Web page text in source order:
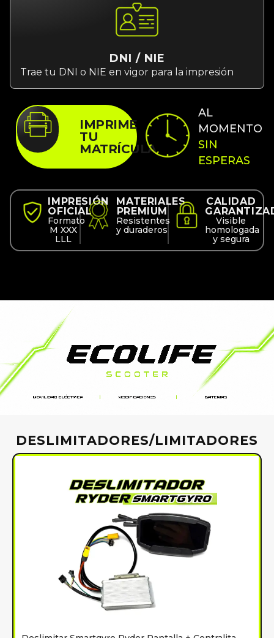
DNI / NIE
Trae tu DNI o NIE en vigor para la impresión
IMPRIME
TU
MATRÍCULA
AL
MOMENTO
SIN
ESPERAS
IMPRESIÓN
OFICIAL
Formato
M XXX
LLL
MATERIALES
PREMIUM
Resistentes
y duraderos
CALIDAD
Visible
homologada
y segura
DESLIMITADORES/LIMITADORES